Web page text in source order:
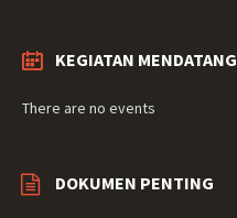
KEGIATAN MENDATANG
There are no events
DOKUMEN PENTING